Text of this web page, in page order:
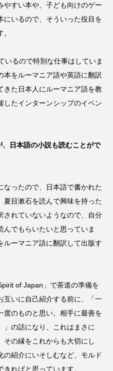
やすい本や、子ども向けのゲー
にいるので、そういった役目を
いるので特別な仕事はしていま
をルーマニア語や英語に翻訳
きた日本人にルーマニア語を教
したインターンシップのイベン
日本語の小説も読むことがで
なったので、日本語で書かれた
夏目漱石を読んで興味を持った
されていないようなので、自分
んでもらいたいと思っていま
ルーマニア語に翻訳して出版す
of Japan」で茶道の準備を
互いに自己紹介する前に、「一
度のものと思い、相手に最善を
」の話になり、これはまさに
その縁をこれからも大切にし
の紹介にいそしむなど、モルド
ればと思っています。